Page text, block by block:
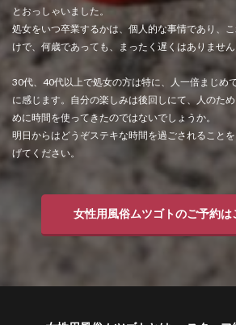
とおっしゃいました。
処女をいつ卒業するかは、個人的な事情であり、
けで、何歳であっても、まったく遅くはありません
30代、40代以上で処女の方は特に、人一倍まじめ
に感じます。自分の楽しみは後回しにて、人のた
めに時間を使ってきたのではないでしょうか。
明日からはどうぞステキな時間を過ごされること
げてください。
女性用風俗ムツゴトのご予約は